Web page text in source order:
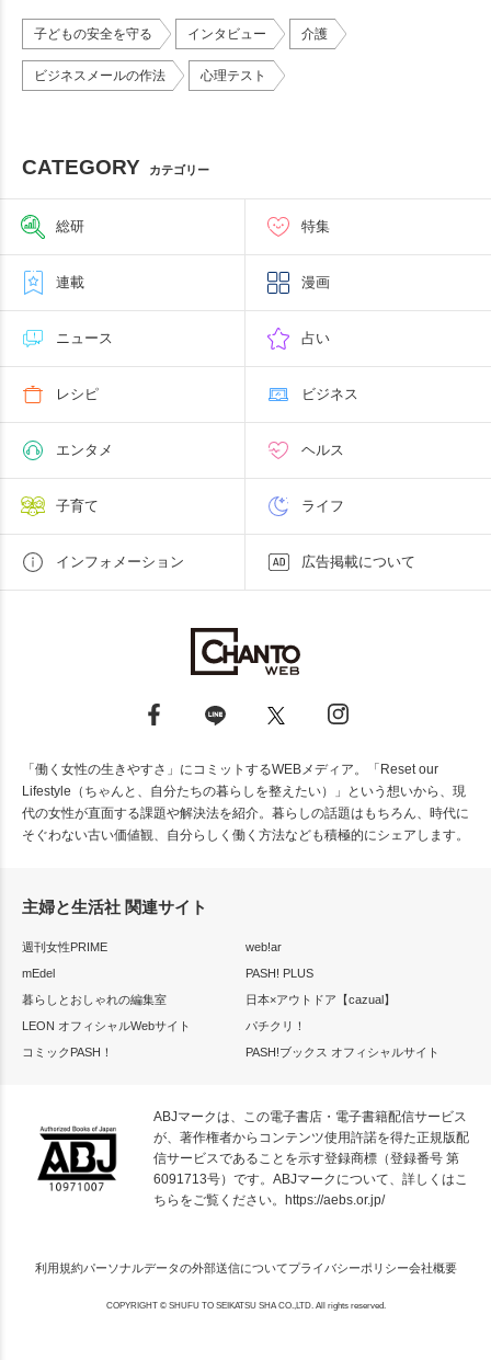
子どもの安全を守る インタビュー 介護
ビジネスメールの作法 心理テスト
CATEGORY カテゴリー
総研 特集
連載 漫画
ニュース 占い
レシピ ビジネス
エンタメ ヘルス
子育て ライフ
インフォメーション 広告掲載について
「働く女性の生きやすさ」にコミットするWEBメディア。「Reset our
Lifestyle（ちゃんと、自分たちの暮らしを整えたい）」という想いから、現
代の女性が直面する課題や解決法を紹介。暮らしの話題はもちろん、時代に
そぐわない古い価値観、自分らしく働く方法なども積極的にシェアします。
主婦と生活社 関連サイト
週刊女性PRIME
web!ar
mEdel
PASH! PLUS
暮らしとおしゃれの編集室
日本×アウトドア【cazual】
LEON オフィシャルWebサイト
パチクリ！
コミックPASH！
PASH!ブックス オフィシャルサイト
ABJマークは、この電子書店・電子書籍配信サービス
が、著作権者からコンテンツ使用許諾を得た正規版配
信サービスであることを示す登録商標（登録番号 第
6091713号）です。ABJマークについて、詳しくはこ
ちらをご覧ください。 https://aebs.or.jp/
利用規約パーソナルデータの外部送信についてプライバシーポリシー会社概要
COPYRIGHT © SHUFU TO SEIKATSU SHA CO.,LTD. All rights reserved.